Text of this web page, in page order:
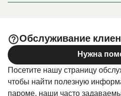
цены.Обслуживание
Посетите нашу страницу
чтобы найти полезную
пароме, наши часто
Нужна